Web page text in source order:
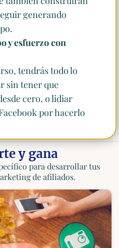
generando
y esfuerzo con
tendrás todo lo
sin tener que
cero, o lidiar
por hacerlo
y gana
para desarrollar tus
de afiliados.